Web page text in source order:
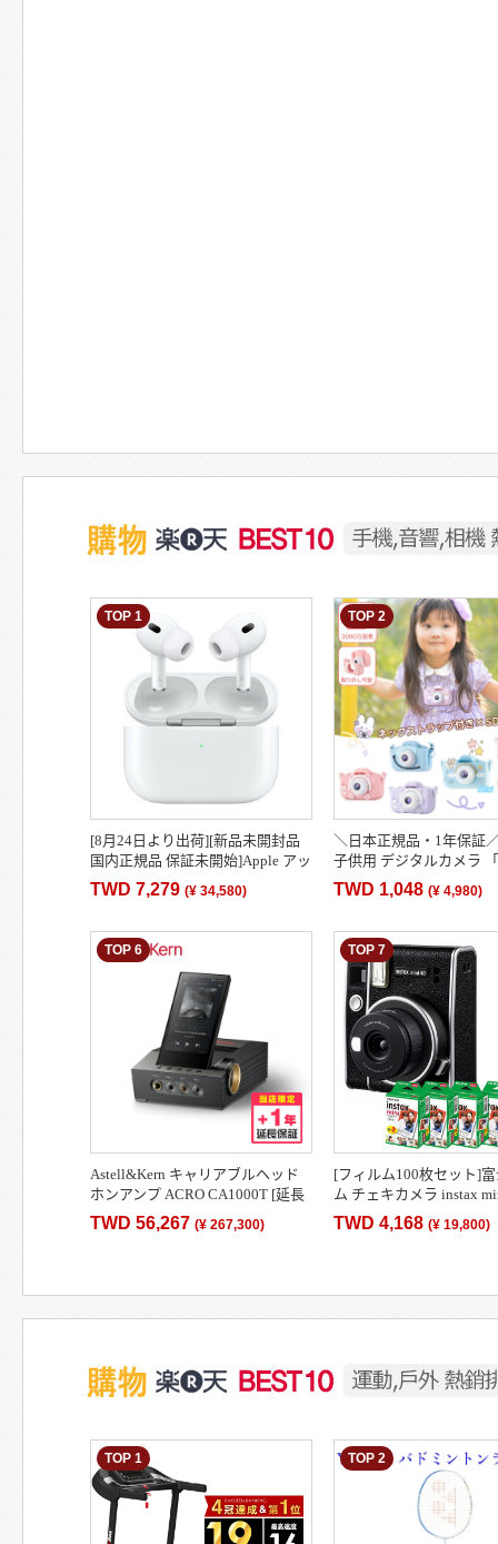
TOP 1
[8月24日より出荷][新品未開封品
国内正規品 保証未開始]Apple アッ
プル AirPods Pro 第2世代 2022年モ
デル MQD83…
TWD 7,279 (¥ 34,580)
TOP 2
＼日本正規品・1年保証
子供用 デジタルカメラ
画素1080p録画自撮り」
ード付 キッズカメラ …
TWD 1,048(¥ 4,980)
TOP 6
Astell&Kern キャリアブルヘッド
ホンアンプ ACRO CA1000T [延長
保証(+1年)][IRV-ACRO-CA1000T-
OB]
TWD 56,267 (¥ 267,300)
TOP 7
[フィルム100枚セット]
ム チェキカメラ instax
ィルム100枚付き
TWD 4,168(¥ 19,800)
TOP 1 TOP 2